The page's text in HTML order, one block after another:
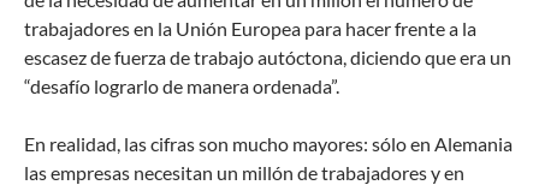
trabajadores en la Unión Europea para hacer frente a la
escasez de fuerza de trabajo autóctona, diciendo que era un
“desafío lograrlo de manera ordenada”.
En realidad, las cifras son mucho mayores: sólo en Alemania
las empresas necesitan un millón de trabajadores y en